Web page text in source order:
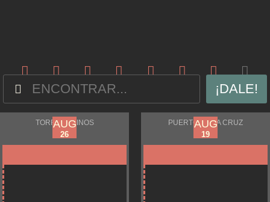
¡DALE!
TORREMOLINOS
AUG
23
AUG
26
PUERTO DE LA CRUZ
AUG
18
AUG
19